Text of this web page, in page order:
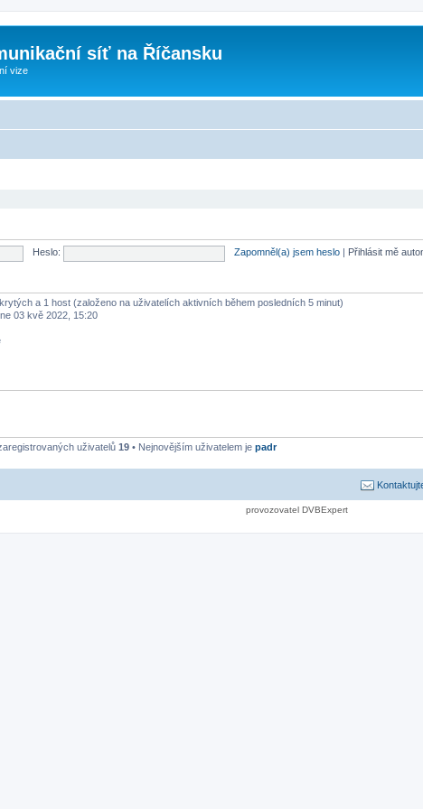
síť na Říčansku
vize
Heslo: Zapomněl(a) jsem heslo Přihlásit mě
a 1 host (založeno na uživatelích aktivních během posledních 5 minut)
03 kvě 2022, 15:20
uživatelů 19 • Nejnovějším uživatelem je padr
provozovatel DVBExpert